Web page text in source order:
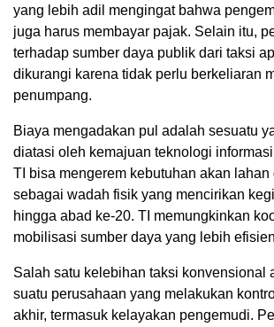
yang lebih adil mengingat bahwa
juga harus membayar pajak. Selain itu,
terhadap sumber daya publik dari taksi
dikurangi karena tidak perlu berkeliaran
penumpang.
Biaya mengadakan pul adalah sesuatu
diatasi oleh kemajuan teknologi
TI bisa mengerem kebutuhan akan lahan
sebagai wadah fisik yang mencirikan
hingga abad ke-20. TI memungkinkan
mobilisasi sumber daya yang lebih efisien
Salah satu kelebihan taksi konvensional
suatu perusahaan yang melakukan
akhir, termasuk kelayakan pengemudi.